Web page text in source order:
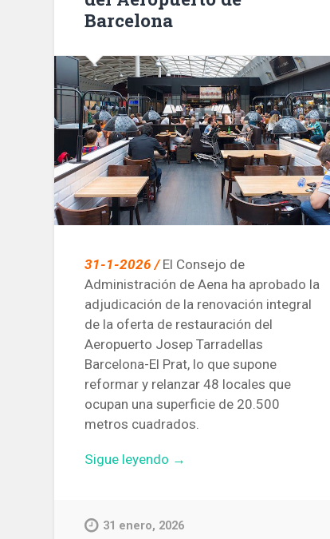
Barcelona
31-1-2026 /El Consejo de
Administración de Aena ha aprobado la
adjudicación de la renovación integral
de la oferta de restauración del
Aeropuerto Josep Tarradellas
Barcelona-El Prat, lo que supone
reformar y relanzar 48 locales que
ocupan una superficie de 20.500
metros cuadrados.
Sigue leyendo «Aena
renovación
→
31 enero, 2026